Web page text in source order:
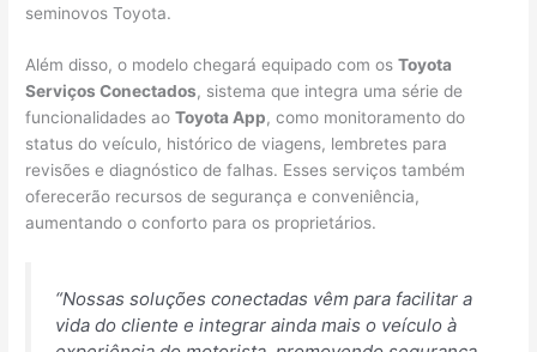
seminovos Toyota.
Além disso, o modelo chegará equipado com osToyota
Serviços Conectados, sistema que integra uma série de
funcionalidades aoToyota App, como monitoramento do
status do veículo, histórico de viagens, lembretes para
revisões e diagnóstico de falhas. Esses serviços também
oferecerão recursos de segurança e conveniência,
aumentando o conforto para os proprietários.
“Nossas soluções conectadas vêm para facilitar a
vida do cliente e integrar ainda mais o veículo à